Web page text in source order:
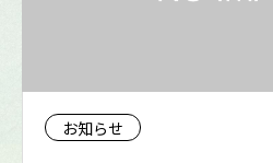
お知らせ